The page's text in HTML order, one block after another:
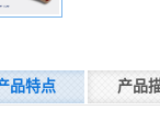
品特点 产品